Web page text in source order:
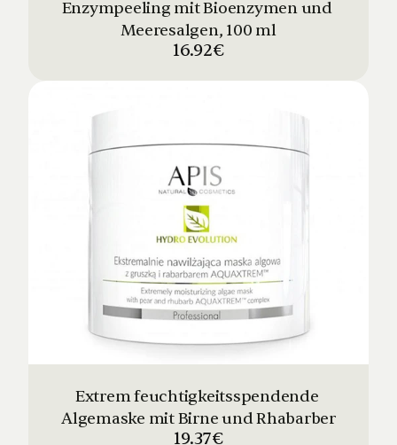
Enzympeeling mit Bioenzymen und
Meeresalgen, 100 ml
16.92€
Extrem feuchtigkeitsspendende
Algemaske mit Birne und Rhabarber
19.37€